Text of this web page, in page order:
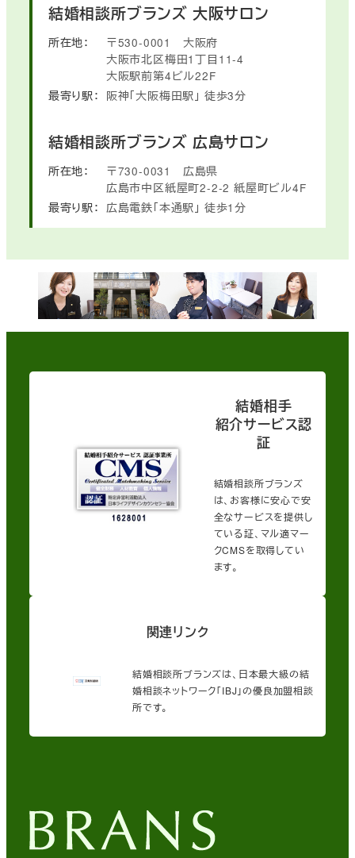
結婚相談所ブランズ 大阪サロン
所在地： 〒530-0001
大阪府
大阪市北区梅田1丁目11-4
大阪駅前第4ビル22F
最寄り駅： 阪神「大阪梅田駅」 徒歩3分
結婚相談所ブランズ 広島サロン
所在地： 〒730-0031
広島県
広島市中区紙屋町2-2-2 紙屋町ビル4F
最寄り駅： 広島電鉄「本通駅」 徒歩1分
結婚相手
紹介サービス認
証
結婚相談所ブランズ
は、お客様に安心で安
全なサービスを提供し
ている証、マル適マー
クCMSを取得してい
ます。
関連リンク
結婚相談所ブランズは、日本最大級の結
婚相談ネットワーク「IBJ」の優良加盟相談
所です。